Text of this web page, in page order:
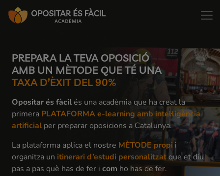
PREPARA LA TEVA OPOSICIÓ
AMB UN MÈTODE QUE TÉ UNA
TAXA D’ÈXIT DEL 90%
Opositar és fàcilés una acadèmia que ha creat la
primera PLATAFORMAe-learning amb intel·ligència
artificial per preparar oposicions a Catalunya.
La plataforma aplica el nostre MÈTODE propi i
organitza un itinerari d’estudi personalitzatque et diu
pas a pas què has de fer i com ho has de fer.